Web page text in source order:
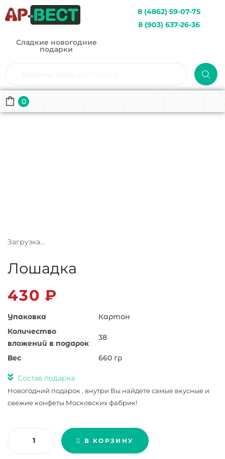
8 (4862) 59-07-75
8 (903) 637-26-36
Сладкие новогодние
подарки
0
Загрузка...
Лошадка
430 ₽
Упаковка
Картон
Количество
вложений в подарок
38
Вес 660 гр
Состав подарка
Новогодний подарок , внутри Вы найдете самые вкусные и
свежие конфеты Московских фабрик!
Количество товара Лошадка
В КОРЗИНУ